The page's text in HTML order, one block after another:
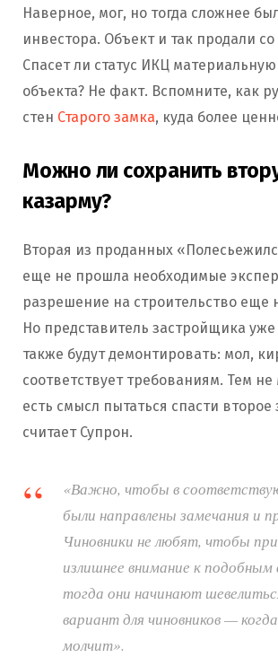
Наверное, мог, но тогда сложнее
инвестора. Объект и так продали
Спасет ли статус ИКЦ
объекта? Не факт. Вспомните, как
стен Старого замка, куда более
Можно ли сохранить
казарму?
Вторая из проданных
еще не прошла необходимые
разрешение на строительство еще
Но представитель застройщика уже
также будут демонтировать: мол,
соответствует требованиям. Тем
есть смысл пытаться спасти второе
считает Супрон.
«Важно, чтобы в
были направлены замечания и
Чиновники не любят, чтобы
излишнее внимание к подобным
тогда они начинают
вариант для чиновников —
молчит».